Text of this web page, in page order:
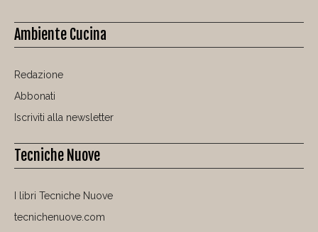
Ambiente Cucina
Redazione
Abbonati
Iscriviti alla newsletter
Tecniche Nuove
I libri Tecniche Nuove
tecnichenuove.com